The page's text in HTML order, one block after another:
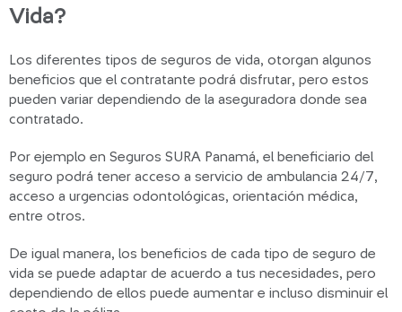
Vida?
Los diferentes tipos de seguros de vida, otorgan algunos
beneficios que el contratante podrá disfrutar, pero estos
pueden variar dependiendo de la aseguradora donde sea
contratado.
Por ejemplo en Seguros SURA Panamá, el beneficiario del
seguro podrá tener acceso a servicio de ambulancia 24/7,
acceso a urgencias odontológicas, orientación médica,
entre otros.
De igual manera, los beneficios de cada tipo de seguro de
vida se puede adaptar de acuerdo a tus necesidades, pero
dependiendo de ellos puede aumentar e incluso disminuir el